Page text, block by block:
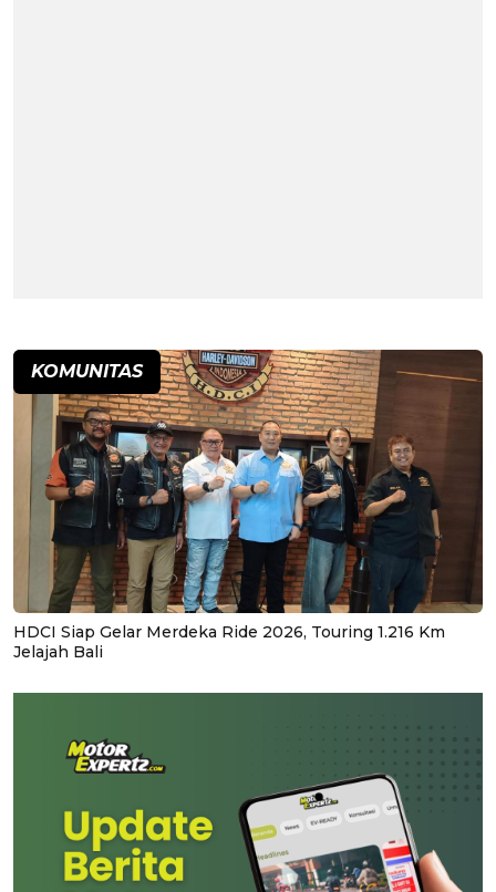
KOMUNITAS
HDCI Siap Gelar Merdeka Ride 2026, Touring 1.216 Km
Jelajah Bali